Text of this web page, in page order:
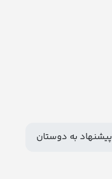
پیشنهاد به دوستان